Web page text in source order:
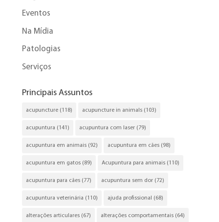
Eventos
Na Mídia
Patologias
Serviços
Principais Assuntos
acupuncture(118) acupuncture in animals(103)
acupuntura (141) acupuntura com laser(79)
acupuntura em animais(92) acupuntura em cães(98)
acupuntura em gatos(89) Acupuntura para animais(110)
acupuntura para cães(77) acupuntura sem dor(72)
acupuntura veterinária (110) ajuda profissional (68)
alterações articulares(67) alterações comportamentais(64)